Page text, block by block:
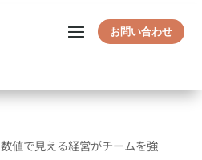
お問い合わせ
数値で見える経営がチームを強